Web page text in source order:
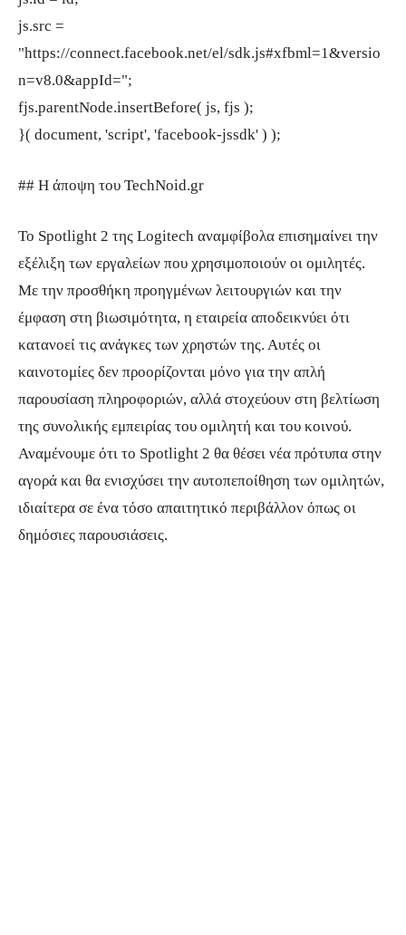
js.src =
"https://connect.facebook.net/el/sdk.js#xfbml=1&versio
n=v8.0&appId=";
fjs.parentNode.insertBefore( js, fjs );
}( document, 'script', 'facebook-jssdk' ) );
## Η άποψη του TechNoid.gr
Το Spotlight 2 της Logitech αναμφίβολα επισημαίνει την
εξέλιξη των εργαλείων που χρησιμοποιούν οι ομιλητές.
Με την προσθήκη προηγμένων λειτουργιών και την
έμφαση στη βιωσιμότητα, η εταιρεία αποδεικνύει ότι
κατανοεί τις ανάγκες των χρηστών της. Αυτές οι
καινοτομίες δεν προορίζονται μόνο για την απλή
παρουσίαση πληροφοριών, αλλά στοχεύουν στη βελτίωση
της συνολικής εμπειρίας του ομιλητή και του κοινού.
Αναμένουμε ότι το Spotlight 2 θα θέσει νέα πρότυπα στην
αγορά και θα ενισχύσει την αυτοπεποίθηση των ομιλητών,
ιδιαίτερα σε ένα τόσο απαιτητικό περιβάλλον όπως οι
δημόσιες παρουσιάσεις.